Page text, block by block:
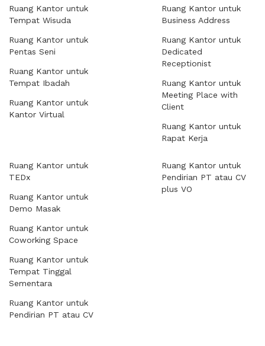
Ruang Kantor untuk
Tempat Wisuda
Ruang Kantor untuk
Pentas Seni
Ruang Kantor untuk
Tempat Ibadah
Ruang Kantor untuk
Kantor Virtual
Ruang Kantor untuk
Business Address
Ruang Kantor untuk
Dedicated
Receptionist
Ruang Kantor untuk
Meeting Place with
Client
Ruang Kantor untuk
Rapat Kerja
Ruang Kantor untuk
TEDx
Ruang Kantor untuk
Demo Masak
Ruang Kantor untuk
Coworking Space
Ruang Kantor untuk
Tempat Tinggal
Sementara
Ruang Kantor untuk
Pendirian PT atau CV
Ruang Kantor untuk
Pendirian PT atau CV
plus VO